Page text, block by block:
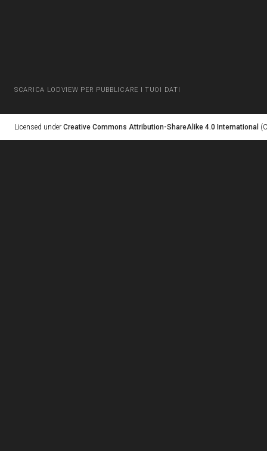
SCARICA LODVIEW PER PUBBLICARE I TUOI DATI
Licensed under Creative Commons Attribution-ShareAlike 4.0 International